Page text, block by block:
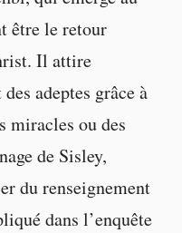
être le retour
Il attire
adeptes grâce à
miracles ou des
de Sisley,
du renseignement
dans l’enquête